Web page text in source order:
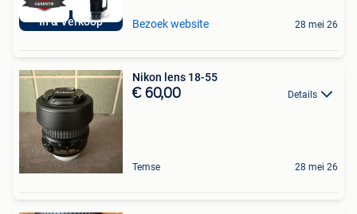
In & Verkoop Bezoek website 28 mei 26
Nikon lens 18-55
€ 60,00 Details
Temse 28 mei 26